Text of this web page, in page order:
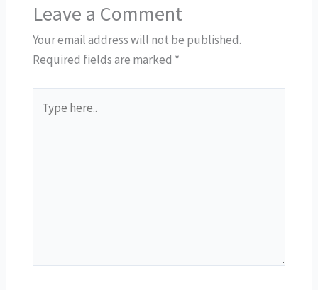
Leave a Comment
Your email address will not be published.
Required fields are marked *
here..